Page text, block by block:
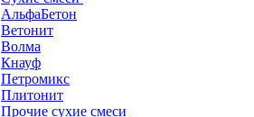
АльфаБетон
Ветонит
Волма
Кнауф
Петромикс
Плитонит
Прочие сухие смеси